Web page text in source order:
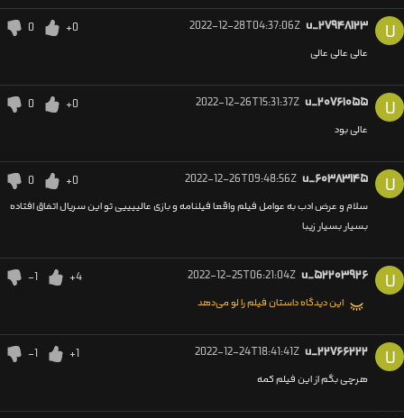
U u_۲۷۹۴۸۱۲۳ 2022-12-28T04:37:06Z
+0
0
عالی عالی عالی
U u_۲۰۷۶۱۰۵۵ 2022-12-26T15:31:37Z
+0
0
عالی بود
U u_۶۰۳۸۳۱۴۵ 2022-12-26T09:48:56Z
+0
0
سلام و عرض ادب به عوامل فیلم واقعا فیلنامه و بازی عالییییی تو این سریال اتفاق افتاده
بسیار بسیار زیبا
U u_۵۲۲۰۳۹۲۶ 2022-12-25T06:21:04Z
+4
-1
این دیدگاه داستان فیلم را لو می‌دهد
U u_۲۲۷۶۶۲۲۲ 2022-12-24T18:41:41Z
+1
-1
هرچی بگم از این فیلم کمه